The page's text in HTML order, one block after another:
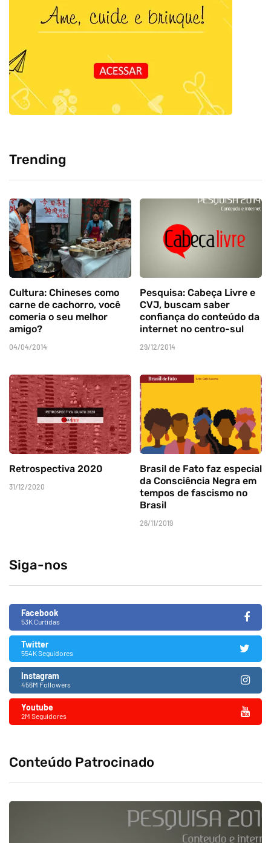
Trending
Cultura: Chineses como
carne de cachorro, você
comeria o seu melhor
amigo?
04/04/2014
Pesquisa: Cabeça Livre e
CVJ, buscam saber
confiança do conteúdo da
internet no centro-sul
29/12/2014
Retrospectiva 2020
31/12/2020
Brasil de Fato faz especial
da Consciência Negra em
tempos de fascismo no
Brasil
26/11/2019
Siga-nos
Facebook
53K Curtidas
Twitter
554K Seguidores
Instagram
456M Followers
Youtube
2M Seguidores
Conteúdo Patrocinado